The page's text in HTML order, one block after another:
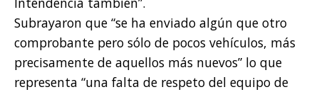
Subrayaron que “se ha enviado algún que otro
comprobante pero sólo de pocos vehículos, más
precisamente de aquellos más nuevos” lo que
representa “una falta de respeto del equipo de